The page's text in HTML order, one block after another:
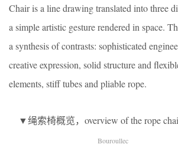
Chair is a line drawing translated into three
a simple artistic gesture rendered in space.
a synthesis of contrasts: sophisticated
creative expression, solid structure and
elements, stiff tubes and pliable rope.
▼绳索椅概览，overview of the rope
Bouroullec